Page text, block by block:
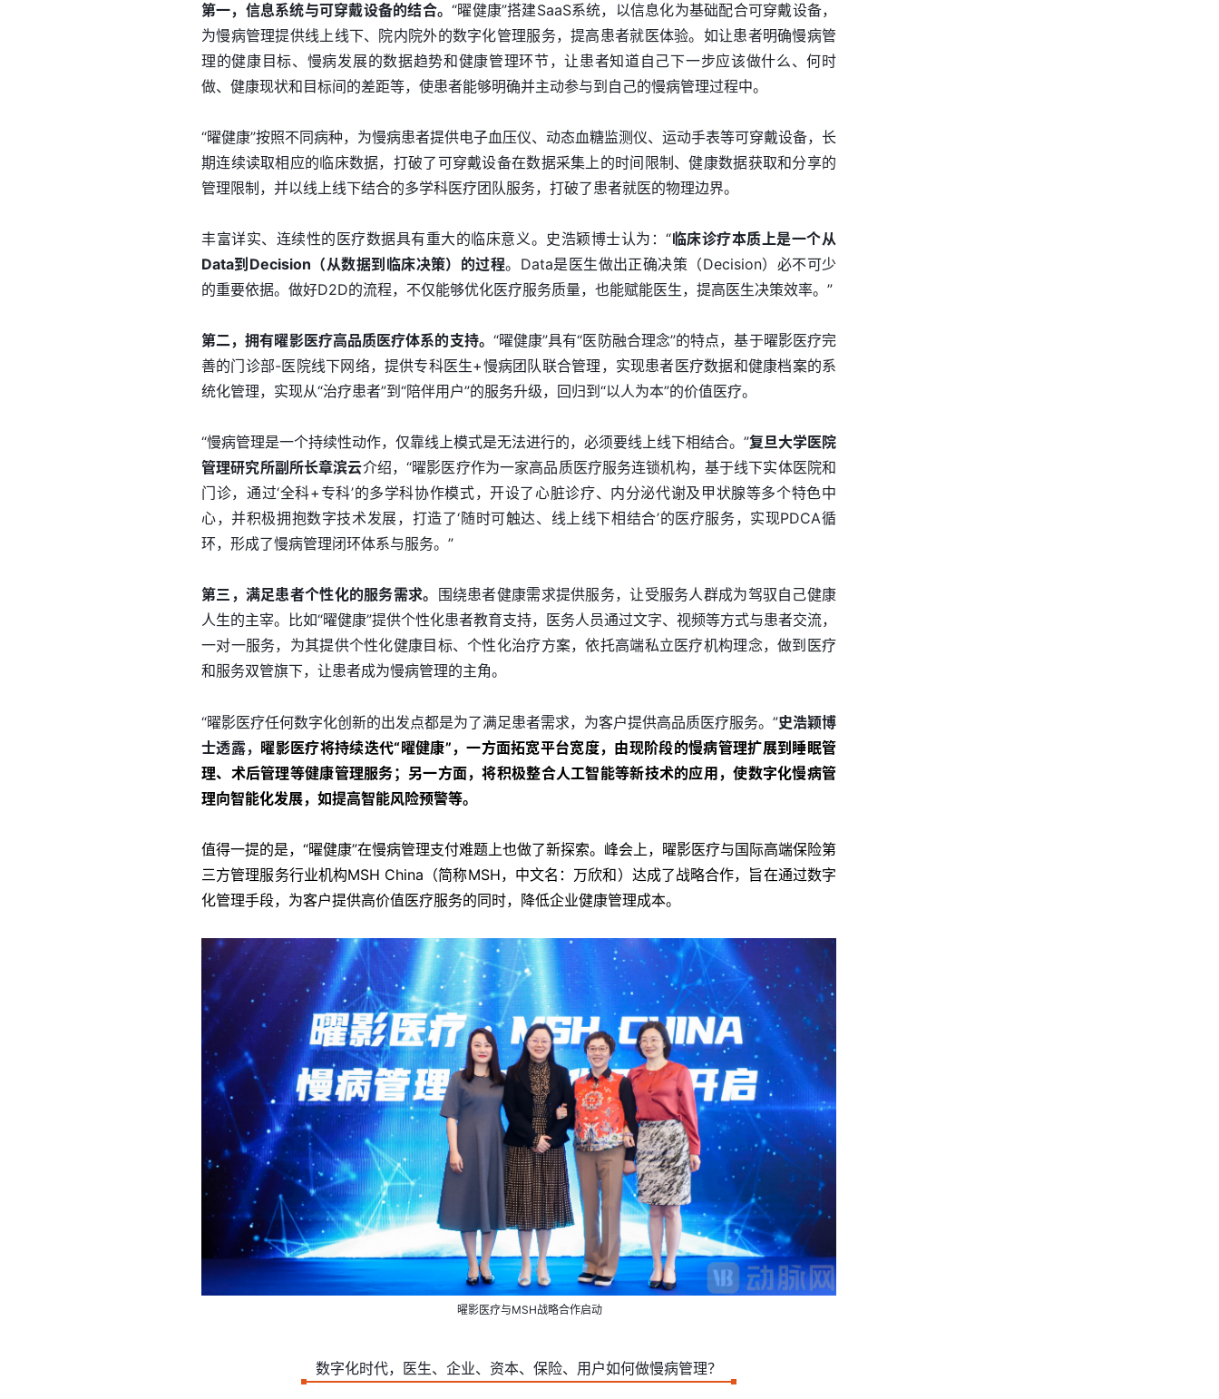
第一，信息系统与可穿戴设备的结合。“曜健康”搭建SaaS系统，以信息化为基础配合可穿戴设备，
为慢病管理提供线上线下、院内院外的数字化管理服务，提高患者就医体验。如让患者明确慢病管
理的健康目标、慢病发展的数据趋势和健康管理环节，让患者知道自己下一步应该做什么、何时
做、健康现状和目标间的差距等，使患者能够明确并主动参与到自己的慢病管理过程中。
“曜健康”按照不同病种，为慢病患者提供电子血压仪、动态血糖监测仪、运动手表等可穿戴设备，长
期连续读取相应的临床数据，打破了可穿戴设备在数据采集上的时间限制、健康数据获取和分享的
管理限制，并以线上线下结合的多学科医疗团队服务，打破了患者就医的物理边界。
丰富详实、连续性的医疗数据具有重大的临床意义。史浩颖博士认为：“临床诊疗本质上是一个从
Data到Decision（从数据到临床决策）的过程。Data是医生做出正确决策（Decision）必不可少
的重要依据。做好D2D的流程，不仅能够优化医疗服务质量，也能赋能医生，提高医生决策效率。”
第二，拥有曜影医疗高品质医疗体系的支持。 “曜健康”具有“医防融合理念”的特点，基于曜影医疗完
善的门诊部-医院线下网络，提供专科医生+慢病团队联合管理，实现患者医疗数据和健康档案的系
统化管理，实现从“治疗患者”到“陪伴用户”的服务升级，回归到“以人为本”的价值医疗。
“慢病管理是一个持续性动作，仅靠线上模式是无法进行的，必须要线上线下相结合。”复旦大学医院
管理研究所副所长章滨云介绍，“曜影医疗作为一家高品质医疗服务连锁机构，基于线下实体医院和
门诊，通过‘全科+专科’的多学科协作模式，开设了心脏诊疗、内分泌代谢及甲状腺等多个特色中
心，并积极拥抱数字技术发展，打造了‘随时可触达、线上线下相结合’的医疗服务，实现PDCA循
环，形成了慢病管理闭环体系与服务。”
第三，满足患者个性化的服务需求。
围绕患者健康需求提供服务，让受服务人群成为驾驭自己健康
人生的主宰。比如“曜健康”提供个性化患者教育支持，医务人员通过文字、视频等方式与患者交流，
一对一服务，为其提供个性化健康目标、个性化治疗方案，依托高端私立医疗机构理念，做到医疗
和服务双管旗下，让患者成为慢病管理的主角。
“曜影医疗任何数字化创新的出发点都是为了满足患者需求，为客户提供高品质医疗服务。”史浩颖博
士透露， 曜影医疗将持续迭代“曜健康”，一方面拓宽平台宽度，由现阶段的慢病管理扩展到睡眠管
理、术后管理等健康管理服务；另一方面，将积极整合人工智能等新技术的应用，使数字化慢病管
理向智能化发展，如提高智能风险预警等。
值得一提的是，“曜健康”在慢病管理支付难题上也做了新探索。 峰会上，曜影医疗与国际高端保险第
三方管理服务行业机构MSH China （简称MSH，中文名：万欣和）达成了战略合作，旨在通过数字
化管理手段，为客户提供高价值医疗服务的同时，降低企业健康管理成本。
曜影医疗与MSH战略合作启动
数字化时代，医生、企业、资本、保险、用户如何做慢病管理？